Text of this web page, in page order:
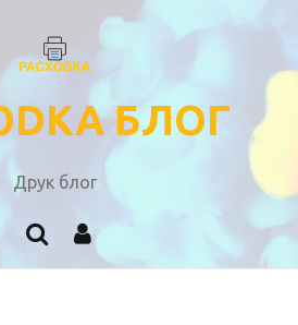
БЛОГ
Друк блог